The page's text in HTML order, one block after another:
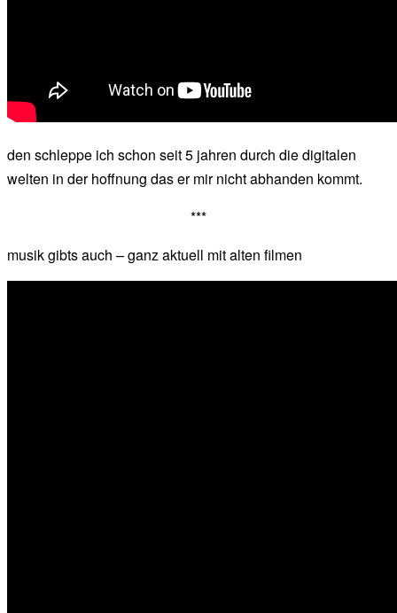
den schleppe ich schon seit 5 jahren durch die digitalen
welten in der hoffnung das er mir nicht abhanden kommt.
***
musik gibts auch – ganz aktuell mit alten filmen